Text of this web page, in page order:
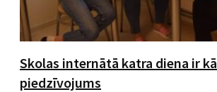
Skolas internātā katra diena ir kā
piedzīvojums